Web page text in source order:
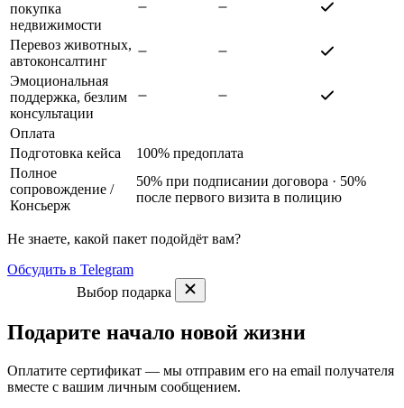
покупка
недвижимости
Перевоз животных,
автоконсалтинг
Эмоциональная
поддержка, безлим
консультации
Оплата
Подготовка кейса
100% предоплата
Полное
сопровождение /
Консьерж
50% при подписании договора · 50%
после первого визита в полицию
Не знаете, какой пакет подойдёт вам?
Обсудить в Telegram
Выбор подарка
Подарите начало новой жизни
Оплатите сертификат — мы отправим его на email получателя
вместе с вашим личным сообщением.